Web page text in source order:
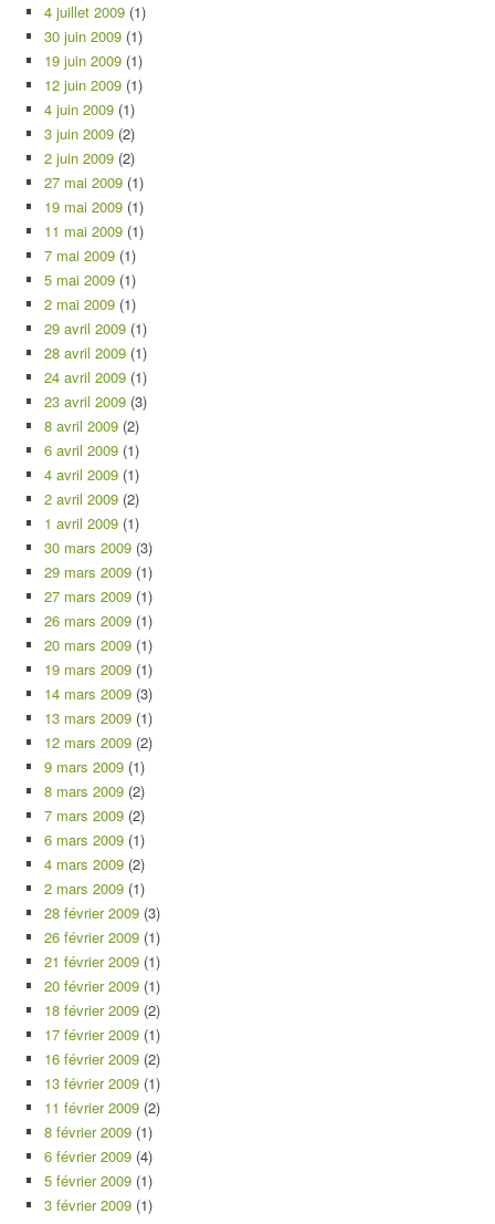
4 juillet 2009 (1)
30 juin 2009 (1)
19 juin 2009 (1)
12 juin 2009 (1)
4 juin 2009 (1)
3 juin 2009 (2)
2 juin 2009 (2)
27 mai 2009 (1)
19 mai 2009 (1)
11 mai 2009 (1)
7 mai 2009 (1)
5 mai 2009 (1)
2 mai 2009 (1)
29 avril 2009 (1)
28 avril 2009 (1)
24 avril 2009 (1)
23 avril 2009 (3)
8 avril 2009 (2)
6 avril 2009 (1)
4 avril 2009 (1)
2 avril 2009 (2)
1 avril 2009 (1)
30 mars 2009 (3)
29 mars 2009 (1)
27 mars 2009 (1)
26 mars 2009 (1)
20 mars 2009 (1)
19 mars 2009 (1)
14 mars 2009 (3)
13 mars 2009 (1)
12 mars 2009 (2)
9 mars 2009 (1)
8 mars 2009 (2)
7 mars 2009 (2)
6 mars 2009 (1)
4 mars 2009 (2)
2 mars 2009 (1)
28 février 2009 (3)
26 février 2009 (1)
21 février 2009 (1)
20 février 2009 (1)
18 février 2009 (2)
17 février 2009 (1)
16 février 2009 (2)
13 février 2009 (1)
11 février 2009 (2)
8 février 2009 (1)
6 février 2009 (4)
5 février 2009 (1)
3 février 2009 (1)